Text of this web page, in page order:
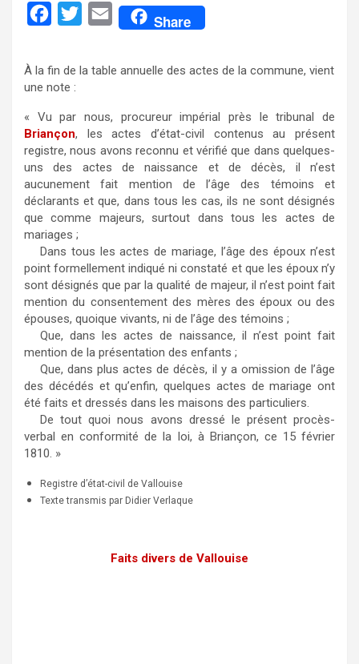
e
o
o
k
e
r
E
Share
À la fin de la table annuelle des actes de la commune, vient
une note :
« Vu par nous, procureur impérial près le tribunal de
Briançon, les actes d’état-civil contenus au présent
registre, nous avons reconnu et vérifié que dans quelques-
uns des actes de naissance et de décès, il n’est
aucunement fait mention de l’âge des témoins et
déclarants et que, dans tous les cas, ils ne sont désignés
que comme majeurs, surtout dans tous les actes de
mariages ;
Dans tous les actes de mariage, l’âge des époux n’est
point formellement indiqué ni constaté et que les époux n’y
sont désignés que par la qualité de majeur, il n’est point fait
mention du consentement des mères des époux ou des
épouses, quoique vivants, ni de l’âge des témoins ;
Que, dans les actes de naissance, il n’est point fait
mention de la présentation des enfants ;
Que, dans plus actes de décès, il y a omission de l’âge
des décédés et qu’enfin, quelques actes de mariage ont
été faits et dressés dans les maisons des particuliers.
De tout quoi nous avons dressé le présent procès-
verbal en conformité de la loi, à Briançon, ce 15 février
1810. »
Registre d’état-civil de Vallouise
Texte transmis par Didier Verlaque
Faits divers de Vallouise